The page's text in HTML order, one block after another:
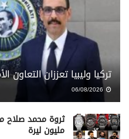
تركيا وليبيا تعززان التعاون
06/08/2026
مليون ليرة